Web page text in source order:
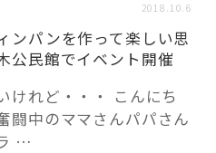
リノベ事例
2018.10.6
ンパンを作って楽しい思
公民館でイベント開催
けれど・・・ こんにち
闘中のママさんパパさん
…